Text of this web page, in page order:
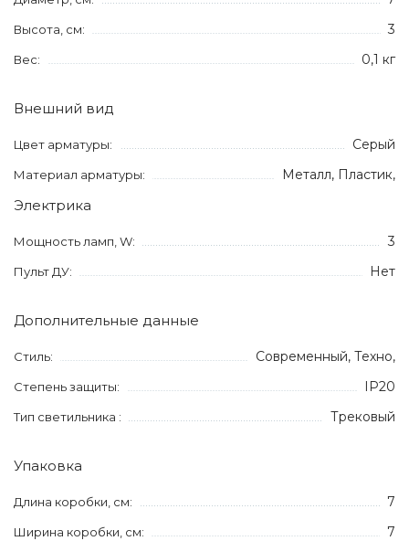
Высота, см: 3
Вес: 0,1 кг
Внешний вид
Цвет арматуры: Серый
Материал арматуры: Металл, Пластик,
Электрика
Мощность ламп, W: 3
Пульт ДУ: Нет
Дополнительные данные
Стиль: Современный, Техно,
Степень защиты: IP20
Тип светильника : Трековый
Упаковка
Длина коробки, см: 7
Ширина коробки, см: 7